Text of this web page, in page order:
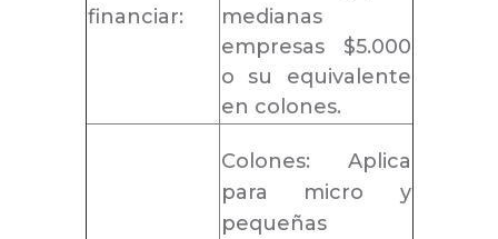
financiar:
medianas
empresas $5.000
o su equivalente
en colones.
Colones: Aplica
para micro y
pequeñas